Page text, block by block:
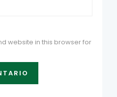
website in this browser for